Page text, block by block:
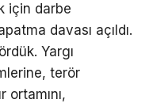
için darbe
davası açıldı.
Yargı
terör
ortamını,